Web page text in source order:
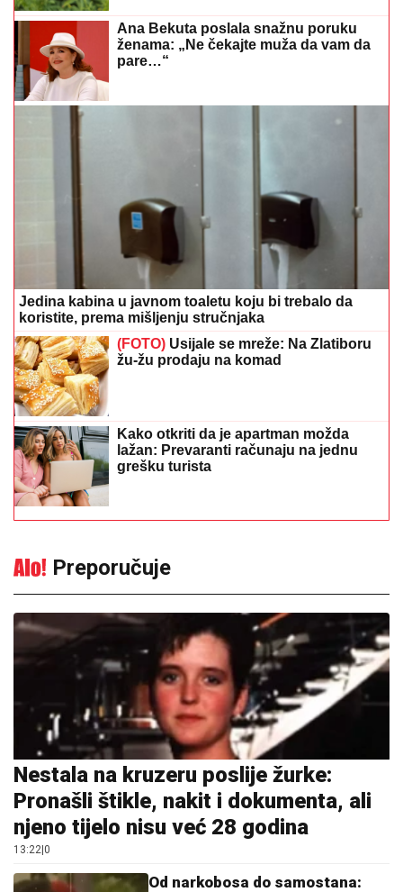
Ana Bekuta poslala snažnu poruku
ženama: „Ne čekajte muža da vam da
pare…“
Jedina kabina u javnom toaletu koju bi trebalo da
koristite, prema mišljenju stručnjaka
(FOTO) Usijale se mreže: Na Zlatiboru
žu-žu prodaju na komad
Kako otkriti da je apartman možda
lažan: Prevaranti računaju na jednu
grešku turista
Preporučuje
Nestala na kruzeru poslije žurke:
Pronašli štikle, nakit i dokumenta, ali
njeno tijelo nisu već 28 godina
13:22 0
Od narkobosa do samostana: